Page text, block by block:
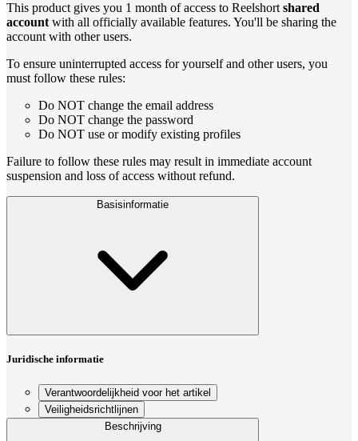
This product gives you 1 month of access to Reelshort shared
account with all officially available features. You'll be sharing the
account with other users.
To ensure uninterrupted access for yourself and other users, you
must follow these rules:
Do NOT change the email address
Do NOT change the password
Do NOT use or modify existing profiles
Failure to follow these rules may result in immediate account
suspension and loss of access without refund.
Basisinformatie
Juridische informatie
Verantwoordelijkheid voor het artikel
Veiligheidsrichtlijnen
Beschrijving